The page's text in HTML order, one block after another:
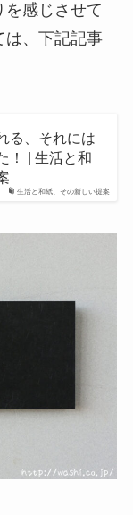
を感じさせて
は、下記記事
生活と和紙、その新しい提案
る、それには
！ | 生活と和